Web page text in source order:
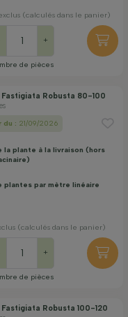
(calculés dans le panier)
+
de pièces
Robusta 80-100
du : 21/09/2026
la plante à la livraison (hors
plantes par mètre linéaire
(calculés dans le panier)
+
de pièces
Robusta 100-120